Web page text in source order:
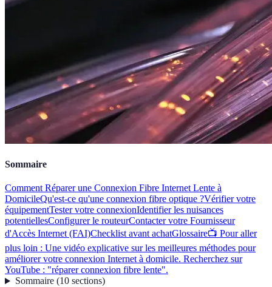
Sommaire
Comment Réparer une Connexion Fibre Internet Lente à
DomicileQu'est-ce qu'une connexion fibre optique ?Vérifier votre
équipementTester votre connexionIdentifier les nuisances
potentiellesConfigurer le routeurContacter votre Fournisseur
d'Accès Internet (FAI)Checklist avant achatGlossaire📺 Pour aller
plus loin : Une vidéo explicative sur les meilleures méthodes pour
améliorer votre connexion Internet à domicile. Recherchez sur
YouTube : "réparer connexion fibre lente".
Sommaire(10 sections)